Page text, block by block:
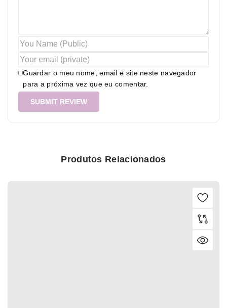
Guardar o meu nome, email e site neste navegador
para a próxima vez que eu comentar.
Produtos Relacionados